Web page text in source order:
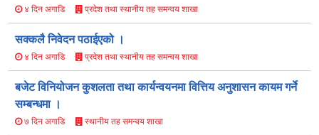
४ दिन अगाडि प्रदेश तथा स्थानीय तह समन्वय शाखा
सक्कलै निवेदन पठाईएको ।
४ दिन अगाडि प्रदेश तथा स्थानीय तह समन्वय शाखा
बजेट विनियोजन कुशलता तथा कार्यन्वयनमा वित्तिय अनुशासन कायम गर्ने
सम्बन्धमा ।
७ दिन अगाडि स्थानीय तह समन्वय शाखा